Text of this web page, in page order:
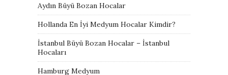
Aydın Büyü Bozan Hocalar
Hollanda En İyi Medyum Hocalar Kimdir?
İstanbul Büyü Bozan Hocalar – İstanbul
Hocaları
Hamburg Medyum